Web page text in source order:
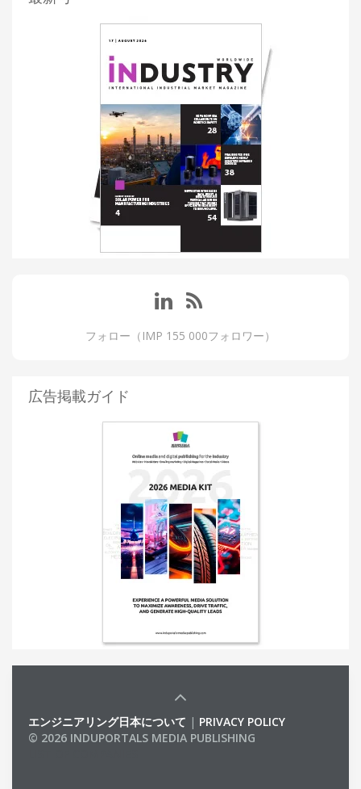
フォロー（IMP 155 000フォロワー）
広告掲載ガイド
エンジニアリング日本について | PRIVACY POLICY
© 2026 INDUPORTALS MEDIA PUBLISHING